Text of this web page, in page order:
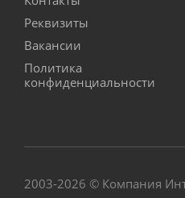
Реквизиты
Вакансии
Политика
конфиденциальности
2003-2026 © Компания